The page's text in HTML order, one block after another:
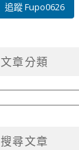
追蹤 Fupo0626
文章分類
搜尋文章